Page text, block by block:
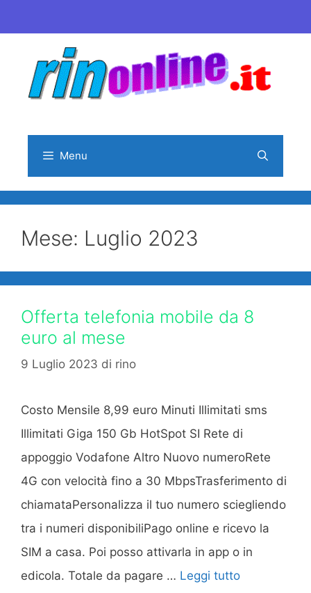
al
contenuto
Menu
Mese: Luglio 2023
Offerta telefonia mobile da 8
euro al mese
9 Luglio 2023 di rino
Costo Mensile 8,99 euro Minuti Illimitati sms
Illimitati Giga 150 Gb HotSpot SI Rete di
appoggio Vodafone Altro Nuovo numeroRete
4G con velocità fino a 30 MbpsTrasferimento di
chiamataPersonalizza il tuo numero sciegliendo
tra i numeri disponibiliPago online e ricevo la
SIM a casa. Poi posso attivarla in app o in
edicola. Totale da pagare … Leggi tutto